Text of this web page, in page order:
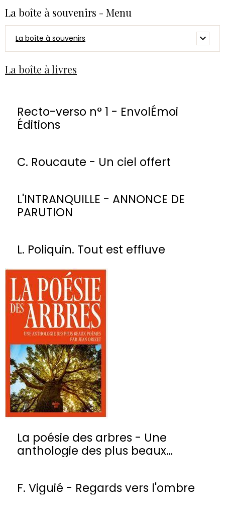
La boîte à souvenirs - Menu
La boîte à souvenirs
La boîte à livres
Recto-verso n° 1 - EnvolÉmoi
Éditions
C. Roucaute - Un ciel offert
L'INTRANQUILLE - ANNONCE DE
PARUTION
L. Poliquin. Tout est effluve
La poésie des arbres - Une
anthologie des plus beaux
F. Viguié - Regards vers l'ombre